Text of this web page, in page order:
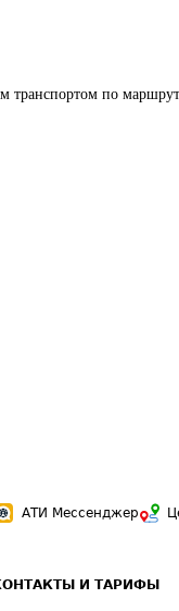
транспортом по
АТИ Мессенджер
И ТАРИФЫ